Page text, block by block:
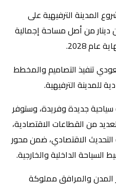
المدينة الترفيهية على
دونم بكلفة 50 مليون دينار من أصل مساحة إجمالية
تنفيذ التصاميم والمخطط
للمدينة الترفيهية.
جديدة وفريدة، وستوفر
من القطاعات الاقتصادية،
الاقتصادي، ضمن محور
الداخلية والخارجية.
المدن والمرافق مملوكة